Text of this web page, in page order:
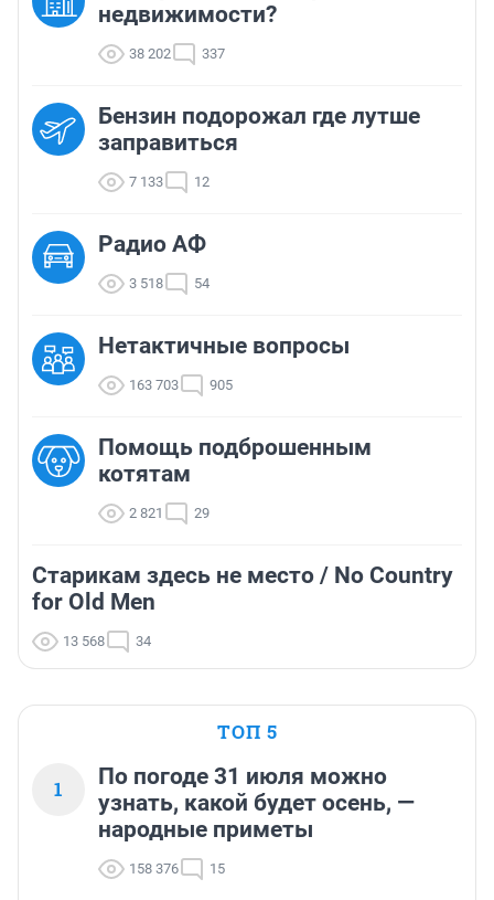
недвижимости?
38 202 337
Бензин подорожал где лутше
заправиться
7 133 12
Радио АФ
3 518 54
Нетактичные вопросы
163 703 905
Помощь подброшенным
котятам
2 821 29
Старикам здесь не место / No Country
for Old Men
13 568 34
ТОП 5
1
По погоде 31 июля можно
узнать, какой будет осень, —
народные приметы
158 376 15